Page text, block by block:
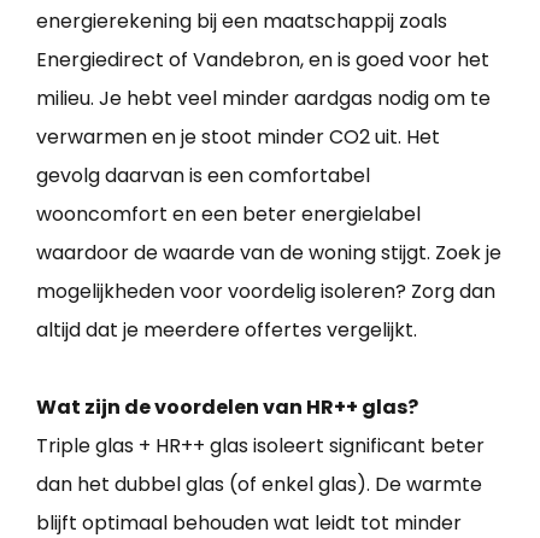
energierekening bij een maatschappij zoals
Energiedirect of Vandebron, en is goed voor het
milieu. Je hebt veel minder aardgas nodig om te
verwarmen en je stoot minder CO2 uit. Het
gevolg daarvan is een comfortabel
wooncomfort en een beter energielabel
waardoor de waarde van de woning stijgt. Zoek je
mogelijkheden voor voordelig isoleren? Zorg dan
altijd dat je meerdere offertes vergelijkt.
Wat zijn de voordelen van HR++ glas?
Triple glas + HR++ glas isoleert significant beter
dan het dubbel glas (of enkel glas). De warmte
blijft optimaal behouden wat leidt tot minder